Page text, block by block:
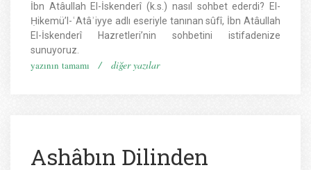
İbn Atâullah El-İskenderî (k.s.) nasıl sohbet ederdi? El-
Ḥikemü’l-ʿAtâʾiyye adlı eseriyle tanınan sûfî, İbn Atâullah
El-İskenderî Hazretleri’nin sohbetini istifadenize
sunuyoruz.
yazının tamamı / diğer yazılar
Ashâbın Dilinden